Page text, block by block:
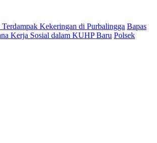
Kekeringan di Purbalingga Bapas
Kerja Sosial dalam KUHP Baru Polsek